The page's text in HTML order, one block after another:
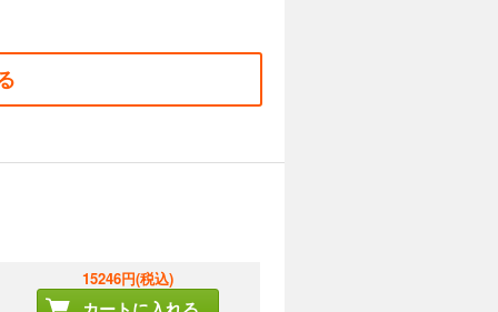
15246円(税込)